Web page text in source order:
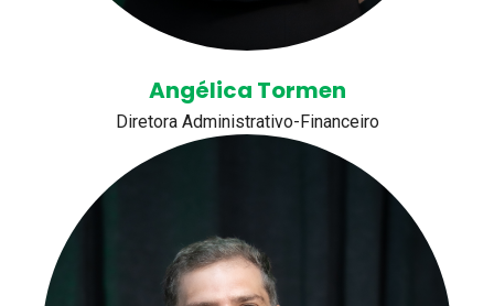
Angélica Tormen
Diretora Administrativo-Financeiro